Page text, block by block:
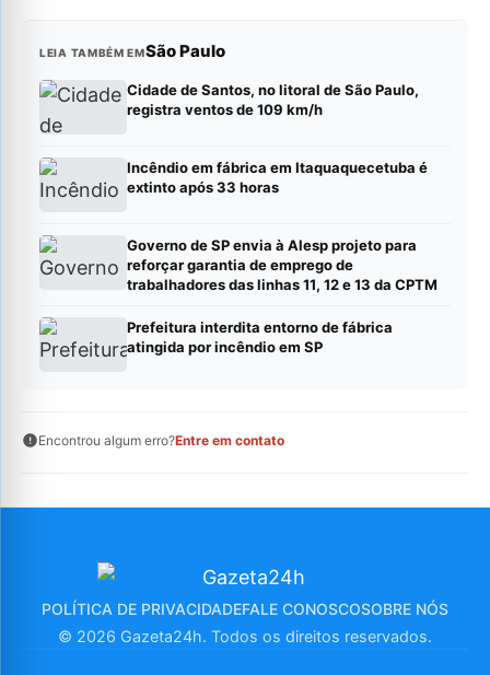
LEIA TAMBÉM EMSão Paulo
Cidade de Santos, no litoral de São Paulo,
registra ventos de 109 km/h
Incêndio em fábrica em Itaquaquecetuba é
extinto após 33 horas
Governo de SP envia à Alesp projeto para
reforçar garantia de emprego de
trabalhadores das linhas 11, 12 e 13 da CPTM
Prefeitura interdita entorno de fábrica
atingida por incêndio em SP
Encontrou algum erro?Entre em contato
POLÍTICA DE PRIVACIDADEFALE CONOSCOSOBRE NÓS
© 2026 Gazeta24h. Todos os direitos reservados.